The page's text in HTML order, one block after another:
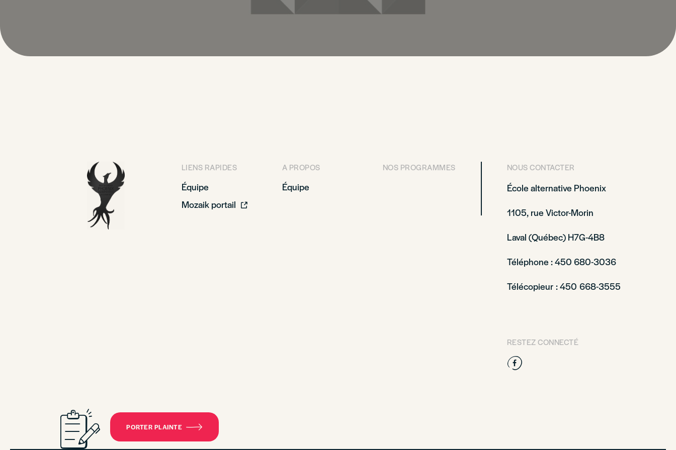
LIENS RAPIDES
Équipe
Mozaik portail
A PROPOS
Équipe
NOS PROGRAMMES NOUS CONTACTER
École alternative Phoenix
1105, rue Victor-Morin
Laval (Québec) H7G-4B8
Téléphone : 450 680-3036
Télécopieur : 450 668-3555
RESTEZ CONNECTÉ
Facebook
PORTER PLAINTE